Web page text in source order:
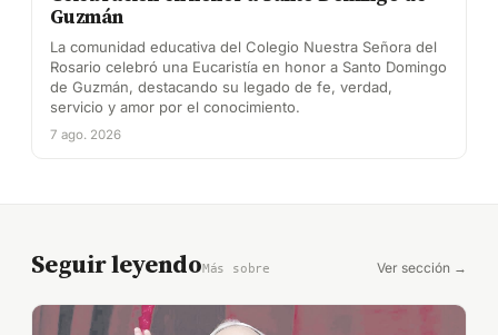
Guzmán
La comunidad educativa del Colegio Nuestra Señora del
Rosario celebró una Eucaristía en honor a Santo Domingo
de Guzmán, destacando su legado de fe, verdad,
servicio y amor por el conocimiento.
7 ago. 2026
Seguir leyendoMás sobre Ver sección →